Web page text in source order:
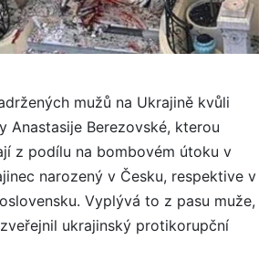
mužů na Ukrajině kvůli
Anastasije Berezovské, kterou
z podílu na bombovém útoku v
narozený v Česku, respektive v
Vyplývá to z pasu muže,
ukrajinský protikorupční